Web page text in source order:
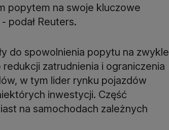
popytem na swoje kluczowe
- podał Reuters.
do spowolnienia popytu na zwykle
zatrudnienia i ograniczenia
w tym lider rynku pojazdów
inwestycji. Część
na samochodach zależnych